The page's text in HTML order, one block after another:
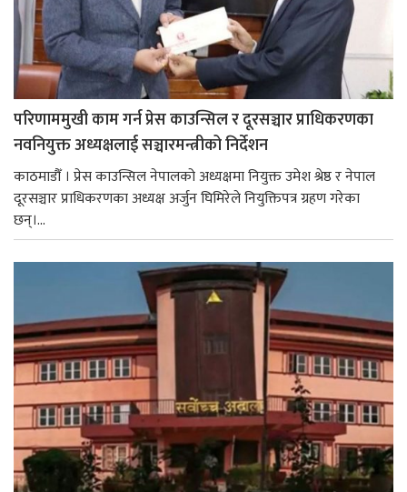
परिणाममुखी काम गर्न प्रेस काउन्सिल र दूरसञ्चार प्राधिकरणका
नवनियुक्त अध्यक्षलाई सञ्चारमन्त्रीको निर्देशन
काठमाडौँ । प्रेस काउन्सिल नेपालको अध्यक्षमा नियुक्त उमेश श्रेष्ठ र नेपाल
दूरसञ्चार प्राधिकरणका अध्यक्ष अर्जुन घिमिरेले नियुक्तिपत्र ग्रहण गरेका
छन्।...